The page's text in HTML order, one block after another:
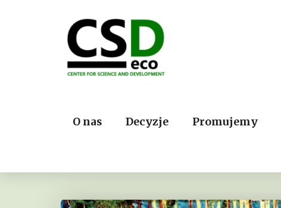
O nas Decyzje Promujemy